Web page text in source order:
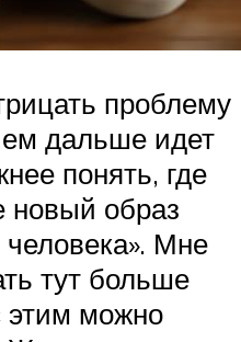
проблему
дальше идет
понять, где
новый образ
Мне
тут больше
этим можно